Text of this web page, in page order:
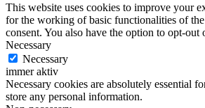
This website uses cookies to improve your
for the working of basic functionalities of
consent. You also have the option to opt-
Necessary
Necessary
immer aktiv
Necessary cookies are absolutely essential
store any personal information.